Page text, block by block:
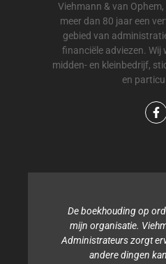
Viehmann & van
meer dan 80 jaar een
gebied van
financiële adviezen. Wij
midden- en kleinbedrijf,
en
De boekhouding op
mijn organisatie.
Administrateurs zorgt
andere dingen